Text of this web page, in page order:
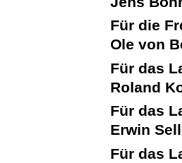
Für die
Ole von
Für das
Roland
Für das
Erwin
Für das